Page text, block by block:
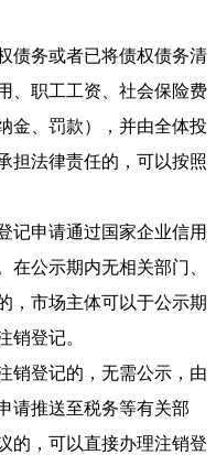
债务或者已将债权债务清
、职工工资、社会保险费
金、罚款），并由全体投
担法律责任的，可以按照
申请通过国家企业信用
在公示期内无相关部门、
，市场主体可以于公示期
销登记。
登记的，无需公示，由
请推送至税务等有关部
的，可以直接办理注销登